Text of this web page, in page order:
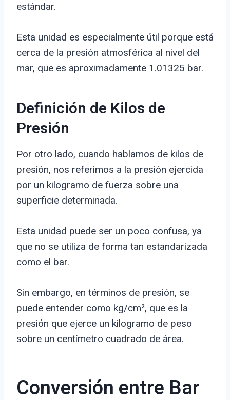
estándar.
Esta unidad es especialmente útil porque está
cerca de la presión atmosférica al nivel del
mar, que es aproximadamente 1.01325 bar.
Definición de Kilos de
Presión
Por otro lado, cuando hablamos de kilos de
presión, nos referimos a la presión ejercida
por un kilogramo de fuerza sobre una
superficie determinada.
Esta unidad puede ser un poco confusa, ya
que no se utiliza de forma tan estandarizada
como el bar.
Sin embargo, en términos de presión, se
puede entender como kg/cm², que es la
presión que ejerce un kilogramo de peso
sobre un centímetro cuadrado de área.
Conversión entre Bar